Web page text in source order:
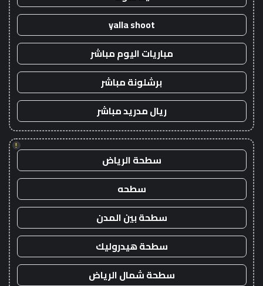
yalla shoot
مباريات اليوم مباشر
برشلونة مباشر
ريال مدريد مباشر
!
سطحة الرياض
سطحه
سطحة بين المدن
سطحة هيدروليك
سطحة شمال الرياض